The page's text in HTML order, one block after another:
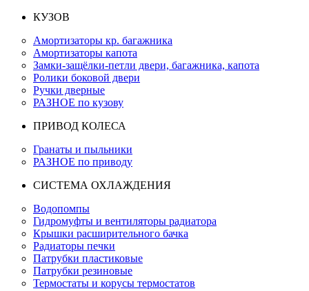
КУЗОВ
Амортизаторы кр. багажника
Амортизаторы капота
Замки-защёлки-петли двери, багажника, капота
Ролики боковой двери
Ручки дверные
РАЗНОЕ по кузову
ПРИВОД КОЛЕСА
Гранаты и пыльники
РАЗНОЕ по приводу
СИСТЕМА ОХЛАЖДЕНИЯ
Водопомпы
Гидромуфты и вентиляторы радиатора
Крышки расширительного бачка
Радиаторы печки
Патрубки пластиковые
Патрубки резиновые
Термостаты и корусы термостатов